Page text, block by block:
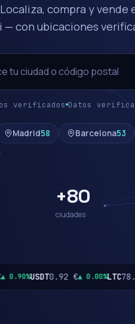
compra y
— con ubicaciones
verificados Datos
Madrid58 Barcelona53
+80
ciudades
€▲ 0.00%LTC78.40 €▼ 0.60%